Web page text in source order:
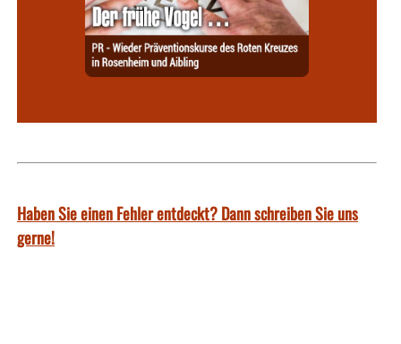
Haben Sie einen Fehler entdeckt? Dann schreiben Sie uns
gerne!